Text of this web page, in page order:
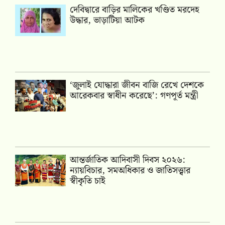
দেবিদ্বারে বাড়ির মালিকের খণ্ডিত মরদেহ
উদ্ধার, ভাড়াটিয়া আটক
‘জুলাই যোদ্ধারা জীবন বাজি রেখে দেশকে
আরেকবার স্বাধীন করেছে’: গণপূর্ত মন্ত্রী
আন্তর্জাতিক আদিবাসী দিবস ২০২৬:
ন্যায়বিচার, সমঅধিকার ও জাতিসত্ত্বার
স্বীকৃতি চাই